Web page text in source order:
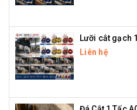
Lưỡi cắt gạch
Liên hệ